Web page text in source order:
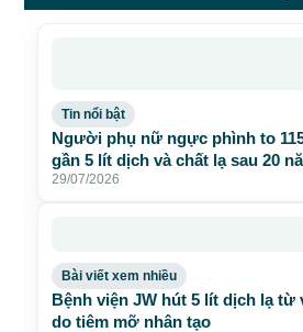
Tin nổi bật
Người phụ nữ ngực phình to
gần 5 lít dịch và chất lạ sau 20
tạo
29/07/2026
Bài viết xem nhiều
Bệnh viện JW hút 5 lít dịch lạ từ
do tiêm mỡ nhân tạo